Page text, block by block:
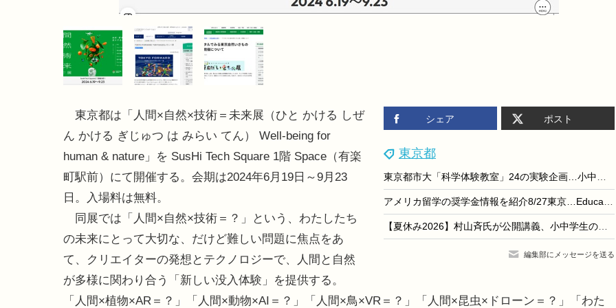
シェア ポスト
東京都
東京都市大「科学体験教室」24の実験企画…小中向け9/6
アメリカ留学の奨学金情報を紹介8/27東京…EducationUSA
【夏休み2026】村山斉氏が公開講義、小中学生のための大学講義スクール9月開校
編集部にメッセージを送る
東京都は「人間×自然×技術＝未来展（ひと かける しぜ
ん かける ぎじゅつ は みらい てん） Well-being for
human & nature」を SusHi Tech Square 1階 Space（有楽
町駅前）にて開催する。会期は2024年6月19日～9月23
日。入場料は無料。
同展では「人間×自然×技術＝？」という、わたしたち
の未来にとって大切な、だけど難しい問題に焦点をあ
て、クリエイターの発想とテクノロジーで、人間と自然
が多様に関わり合う「新しい没入体験」を提供する。
「人間×植物×AR＝？」「人間×動物×AI＝？」「人間×鳥×VR＝？」「人間×昆虫×ドローン＝？」「わた